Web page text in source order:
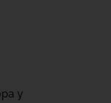
y